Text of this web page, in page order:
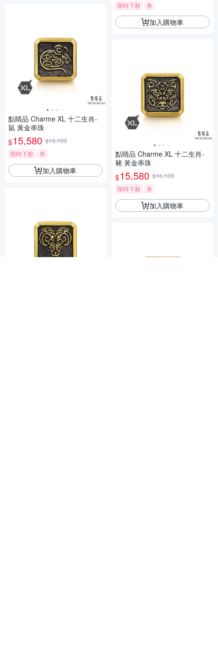
點睛品 Charme XL 十二生肖-
鼠 黃金串珠
$15,580 $16,100
限時下殺
券
加入購物車
限時下殺
券
加入購物車
點睛品 Charme XL 十二生肖-
豬 黃金串珠
$15,580 $16,100
限時下殺
券
加入購物車